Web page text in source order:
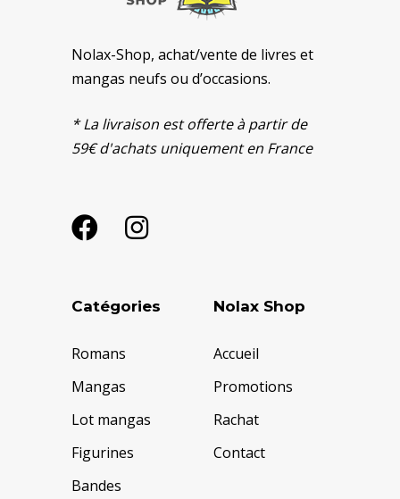
Nolax-Shop, achat/vente de livres et
mangas neufs ou d’occasions.
* La livraison est offerte à partir de
59€ d'achats uniquement en France
Catégories
Romans
Mangas
Lot mangas
Figurines
Bandes
Nolax Shop
Accueil
Promotions
Rachat
Contact